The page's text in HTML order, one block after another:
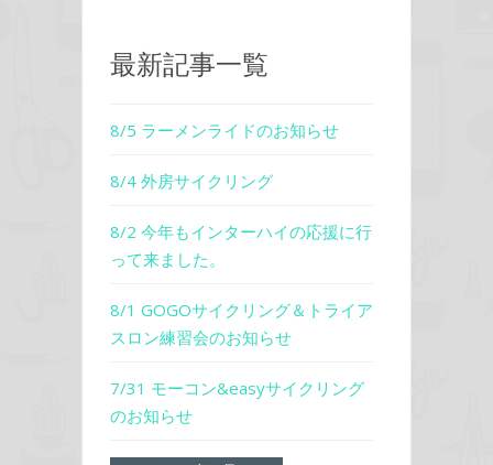
最新記事一覧
8/5 ラーメンライドのお知らせ
8/4 外房サイクリング
8/2 今年もインターハイの応援に行
って来ました。
8/1 GOGOサイクリング＆トライア
スロン練習会のお知らせ
7/31 モーコン&easyサイクリング
のお知らせ